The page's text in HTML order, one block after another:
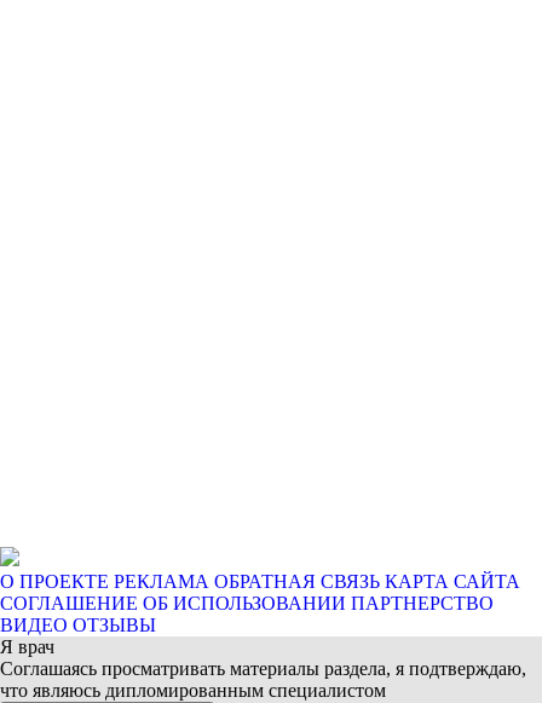
О ПРОЕКТЕ РЕКЛАМА ОБРАТНАЯ СВЯЗЬ КАРТА САЙТА
СОГЛАШЕНИЕ ОБ ИСПОЛЬЗОВАНИИ ПАРТНЕРСТВО
ВИДЕО ОТЗЫВЫ
Я врач
Соглашаясь просматривать материалы раздела, я подтверждаю,
что являюсь дипломированным специалистом